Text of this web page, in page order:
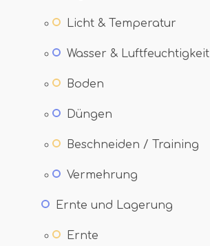
Licht & Temperatur
Wasser & Luftfeuchtigkeit
Boden
Düngen
Beschneiden / Training
Vermehrung
Ernte und Lagerung
Ernte